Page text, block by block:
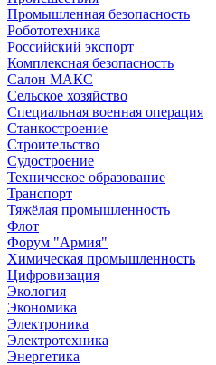
Промышленная безопасность
Робототехника
Российский экспорт
Комплексная безопасность
Салон МАКС
Сельское хозяйство
Специальная военная операция
Станкостроение
Строительство
Судостроение
Техническое образование
Транспорт
Тяжёлая промышленность
Флот
Форум "Армия"
Химическая промышленность
Цифровизация
Экология
Экономика
Электроника
Электротехника
Энергетика